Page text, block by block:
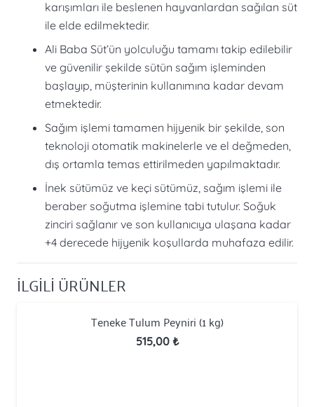
karışımları ile beslenen hayvanlardan sağılan süt
ile elde edilmektedir.
Ali Baba Süt’ün yolculuğu tamamı takip edilebilir
ve güvenilir şekilde sütün sağım işleminden
başlayıp, müşterinin kullanımına kadar devam
etmektedir.
Sağım işlemi tamamen hijyenik bir şekilde, son
teknoloji otomatik makinelerle ve el değmeden,
dış ortamla temas ettirilmeden yapılmaktadır.
İnek sütümüz ve keçi sütümüz, sağım işlemi ile
beraber soğutma işlemine tabi tutulur. Soğuk
zinciri sağlanır ve son kullanıcıya ulaşana kadar
+4 derecede hijyenik koşullarda muhafaza edilir.
İLGİLİ ÜRÜNLER
Teneke Tulum Peyniri (1 kg)
515,00 ₺